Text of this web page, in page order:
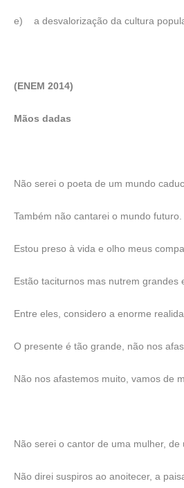
e) a desvalorização da cultura
(ENEM 2014)
Mãos dadas
Não serei o poeta de um mundo
Também não cantarei o mundo futuro.
Estou preso à vida e olho meus
Estão taciturnos mas nutrem grandes
Entre eles, considero a enorme
O presente é tão grande, não nos
Não nos afastemos muito, vamos de
Não serei o cantor de uma mulher, de
Não direi suspiros ao anoitecer, a